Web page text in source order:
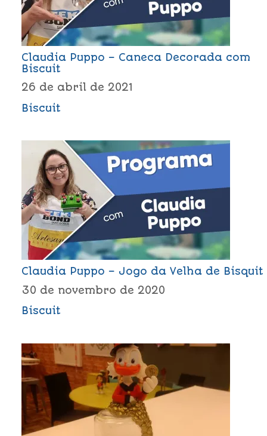
Claudia Puppo – Caneca Decorada com
Biscuit
26 de abril de 2021
Biscuit
Claudia Puppo – Jogo da Velha de Bisquit
30 de novembro de 2020
Biscuit